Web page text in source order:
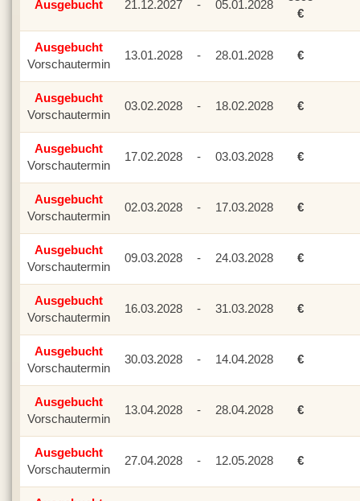
€
Ausgebucht
Vorschautermin
13.01.2028 - 28.01.2028 €
Ausgebucht
Vorschautermin
03.02.2028 - 18.02.2028 €
Ausgebucht
Vorschautermin
17.02.2028 - 03.03.2028 €
Ausgebucht
Vorschautermin
02.03.2028 - 17.03.2028 €
Ausgebucht
Vorschautermin
09.03.2028 - 24.03.2028 €
Ausgebucht
Vorschautermin
16.03.2028 - 31.03.2028 €
Ausgebucht
Vorschautermin
30.03.2028 - 14.04.2028 €
Ausgebucht
Vorschautermin
13.04.2028 - 28.04.2028 €
Ausgebucht
Vorschautermin
27.04.2028 - 12.05.2028 €